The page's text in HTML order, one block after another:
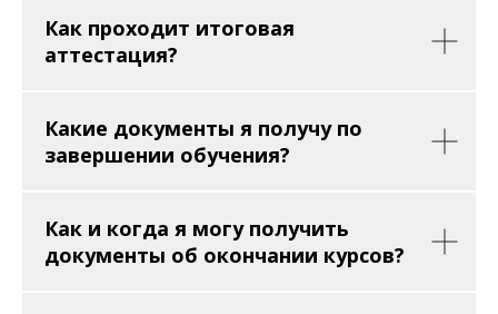
Как проходит итоговая
аттестация?
Какие документы я получу по
завершении обучения?
Как и когда я могу получить
документы об окончании курсов?